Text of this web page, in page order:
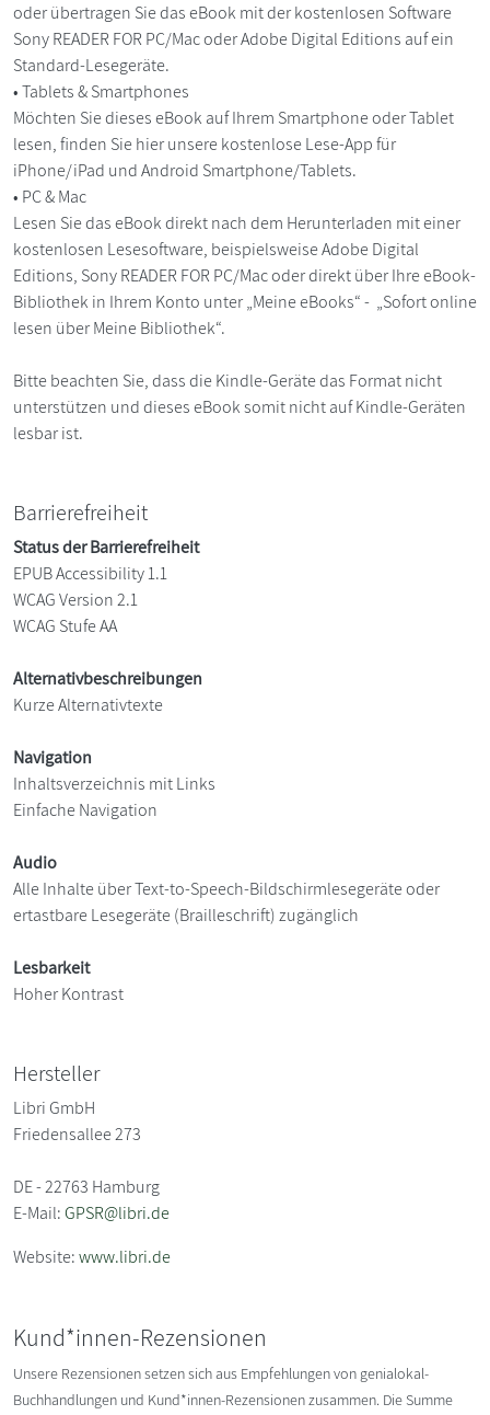
oder übertragen Sie das eBook mit der kostenlosen Software
Sony READER FOR PC/Mac oder Adobe Digital Editions auf ein
Standard-Lesegeräte.
• Tablets & Smartphones
Möchten Sie dieses eBook auf Ihrem Smartphone oder Tablet
lesen, finden Sie hier unsere kostenlose Lese-App für
iPhone/iPad und Android Smartphone/Tablets.
• PC & Mac
Lesen Sie das eBook direkt nach dem Herunterladen mit einer
kostenlosen Lesesoftware, beispielsweise Adobe Digital
Editions, Sony READER FOR PC/Mac oder direkt über Ihre eBook-
Bibliothek in Ihrem Konto unter „Meine eBooks“ - „Sofort online
lesen über Meine Bibliothek“.
Bitte beachten Sie, dass die Kindle-Geräte das Format nicht
unterstützen und dieses eBook somit nicht auf Kindle-Geräten
lesbar ist.
Barrierefreiheit
Status der Barrierefreiheit
EPUB Accessibility 1.1
WCAG Version 2.1
WCAG Stufe AA
Alternativbeschreibungen
Kurze Alternativtexte
Navigation
Inhaltsverzeichnis mit Links
Einfache Navigation
Audio
Alle Inhalte über Text-to-Speech-Bildschirmlesegeräte oder
ertastbare Lesegeräte (Brailleschrift) zugänglich
Lesbarkeit
Hoher Kontrast
Hersteller
Libri GmbH
Friedensallee 273
DE - 22763 Hamburg
E-Mail:GPSR@libri.de
Website:www.libri.de
Kund*innen-Rezensionen
Unsere Rezensionen setzen sich aus Empfehlungen von genialokal-
Buchhandlungen und Kund*innen-Rezensionen zusammen. Die Summe